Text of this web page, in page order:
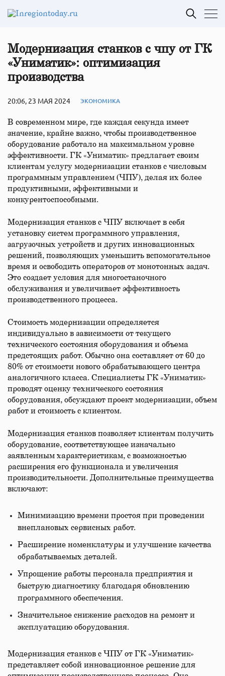
Модернизация станков с чпу от ГК
«Униматик»: оптимизация
производства
20:06, 23 МАЯ 2024 ЭКОНОМИКА
В современном мире, где каждая секунда имеет
значение, крайне важно, чтобы производственное
оборудование работало на максимальном уровне
эффективности. ГК «Униматик» предлагает своим
клиентам услугу модернизации станков с числовым
программным управлением (ЧПУ), делая их более
продуктивными, эффективными и
конкурентоспособными.
Модернизация станков с ЧПУ включает в себя
установку систем программного управления,
загрузочных устройств и других инновационных
решений, позволяющих уменьшить вспомогательное
время и освободить операторов от монотонных задач.
Это создает условия для многостаночного
обслуживания и увеличивает эффективность
производственного процесса.
Стоимость модернизации определяется
индивидуально в зависимости от текущего
технического состояния оборудования и объема
предстоящих работ. Обычно она составляет от 60 до
80% от стоимости нового обрабатывающего центра
аналогичного класса. Специалисты ГК «Униматик»
проводят оценку технического состояния
оборудования, обсуждают проект модернизации, объем
работ и стоимость с клиентом.
Модернизация станков позволяет клиентам получить
оборудование, соответствующее изначально
заявленным характеристикам, с возможностью
расширения его функционала и увеличения
производительности. Дополнительные преимущества
включают:
Минимизацию времени простоя при проведении
внеплановых сервисных работ.
Расширение номенклатуры и улучшение качества
обрабатываемых деталей.
Упрощение работы персонала предприятия и
быструю диагностику благодаря обновлению
программного обеспечения.
Значительное снижение расходов на ремонт и
эксплуатацию оборудования.
Модернизация станков с ЧПУ от ГК «Униматик»
представляет собой инновационное решение для